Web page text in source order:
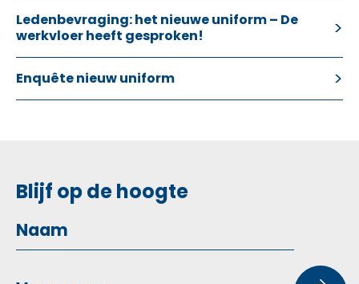
Ledenbevraging: het nieuwe uniform – De
werkvloer heeft gesproken!
Enquête nieuw uniform
Blijf op de hoogte